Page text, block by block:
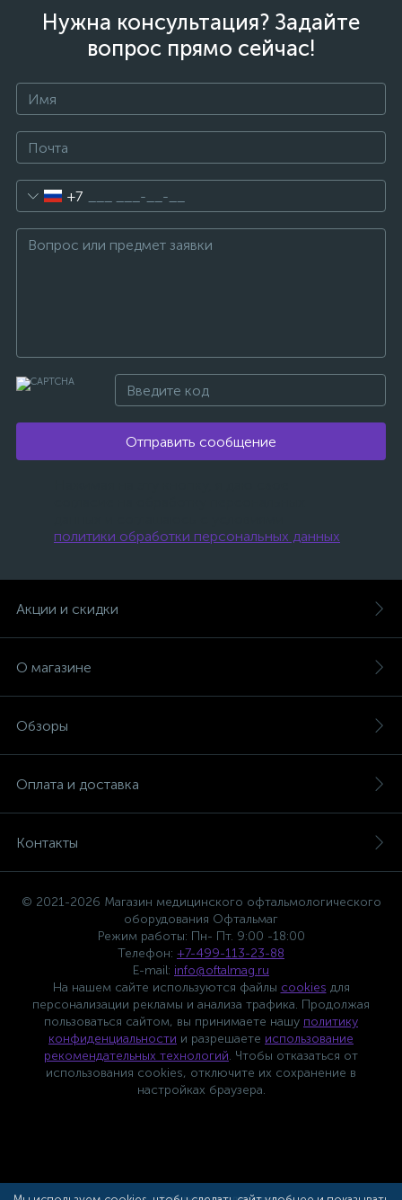
Нужна консультация? Задайте
вопрос прямо сейчас!
+7
Отправить сообщение
политики обработки персональных данных
Акции и скидки
О магазине
Обзоры
Оплата и доставка
Контакты
© 2021-2026 Магазин медицинского офтальмологического
оборудования Офтальмаг
Режим работы: Пн- Пт. 9:00 -18:00
Телефон: +7-499-113-23-88
E-mail: info@oftalmag.ru
На нашем сайте используются файлы cookies для
персонализации рекламы и анализа трафика. Продолжая
пользоваться сайтом, вы принимаете нашу политику
конфиденциальности и разрешаете использование
рекомендательных технологий. Чтобы отказаться от
использования cookies, отключите их сохранение в
настройках браузера.